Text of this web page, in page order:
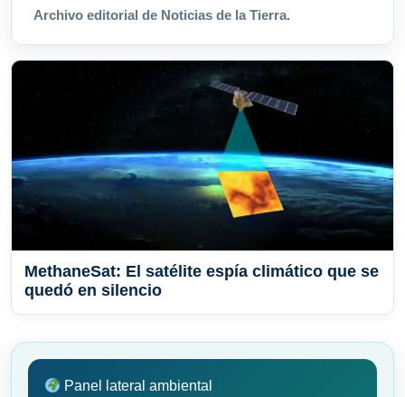
Archivo editorial de Noticias de la Tierra.
MethaneSat: El satélite espía climático que se
quedó en silencio
Panel lateral ambiental